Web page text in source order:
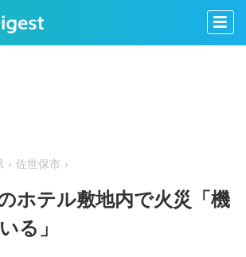
佐世保市
ホテル敷地内で火災「機
る」